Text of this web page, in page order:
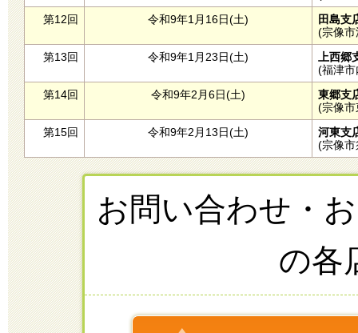
第12回
令和9年1月16日(土)
田島支
(宗像
第13回
令和9年1月23日(土)
上西郷
(福津
第14回
令和9年2月6日(土)
東郷支
(宗像
第15回
令和9年2月13日(土)
河東支
(宗像
お問い合わせ・
の各